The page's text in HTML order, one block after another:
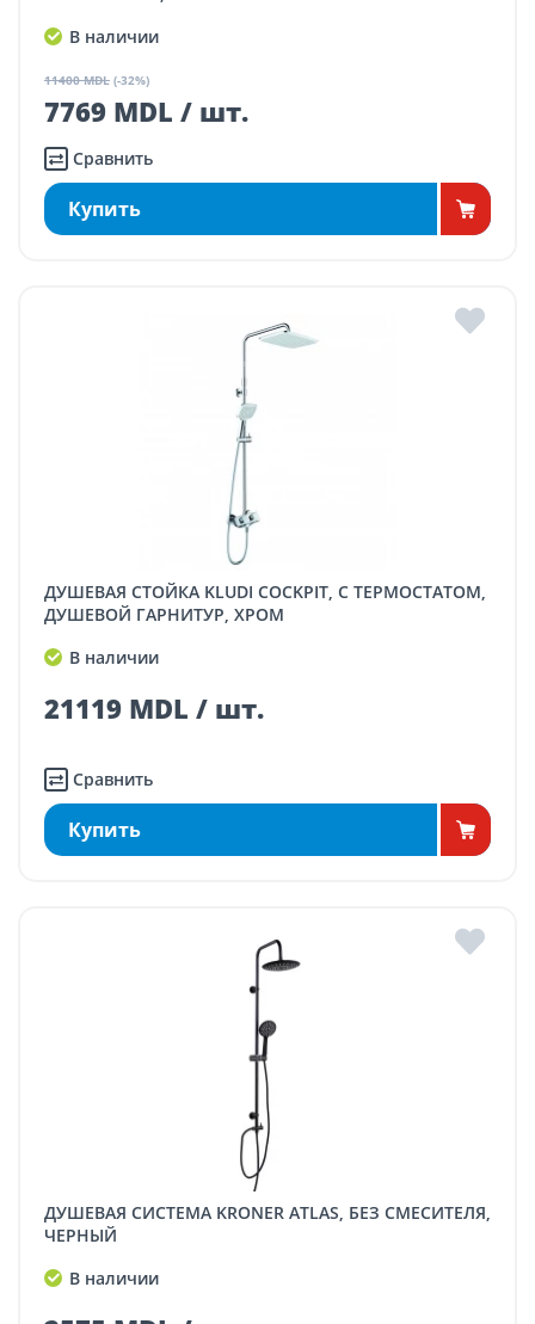
В наличии
11400 MDL (-32%)
7769 MDL / шт.
Сравнить
Купить
ДУШЕВАЯ СТОЙКА KLUDI COCKPIT, С ТЕРМОСТАТОМ,
ДУШЕВОЙ ГАРНИТУР, ХРОМ
В наличии
21119 MDL / шт.
Сравнить
Купить
ДУШЕВАЯ СИСТЕМА KRONER ATLAS, БЕЗ СМЕСИТЕЛЯ,
ЧЕРНЫЙ
В наличии